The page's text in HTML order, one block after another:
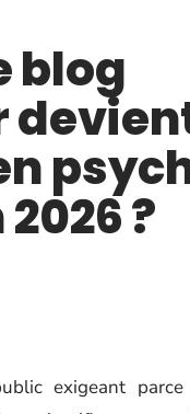
blog
?
exigeant